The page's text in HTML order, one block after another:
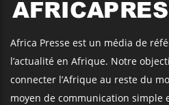
Africa Presse est un média de
l’actualité en Afrique. Notre
connecter l’Afrique au reste du
moyen de communication simple